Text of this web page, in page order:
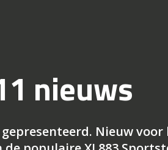
nieuws
Nieuw voor